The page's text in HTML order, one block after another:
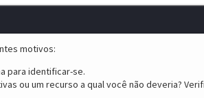
motivos:
para identificar-se.
ou um recurso a qual você não deveria?